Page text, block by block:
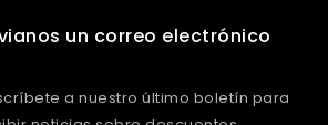
un correo electrónico
a nuestro último boletín para